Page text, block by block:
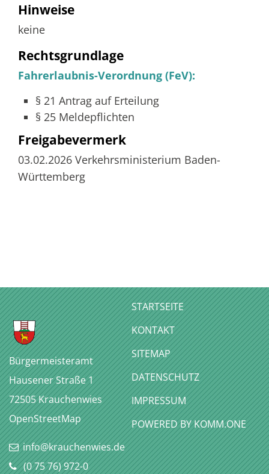
Hinweise
keine
Rechtsgrundlage
Fahrerlaubnis-Verordnung (FeV):
§ 21 Antrag auf Erteilung
§ 25 Meldepflichten
Freigabevermerk
03.02.2026 Verkehrsministerium Baden-
Württemberg
Bürgermeisteramt
Hausener Straße 1
72505Krauchenwies
OpenStreetMap
info@krauchenwies.de
(07576) 972-0
STARTSEITE
KONTAKT
SITEMAP
DATENSCHUTZ
IMPRESSUM
POWERED BY KOMM.ONE